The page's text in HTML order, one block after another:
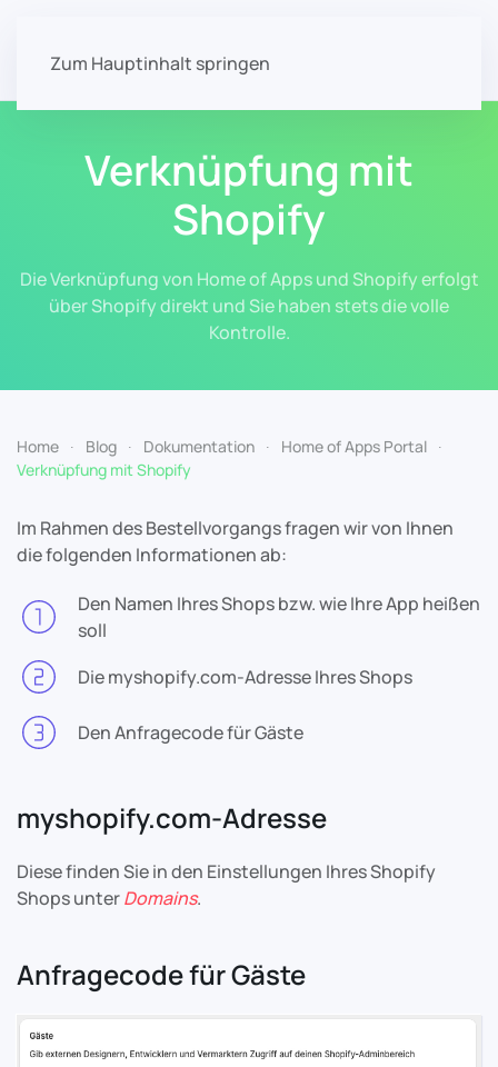
Zum Hauptinhalt springen
Verknüpfung mit
Shopify
Die Verknüpfung von Home of Apps und Shopify erfolgt
über Shopify direkt und Sie haben stets die volle
Kontrolle.
Home Blog Dokumentation
Home of Apps Portal
Verknüpfung mit Shopify
Im Rahmen des Bestellvorgangs fragen wir von Ihnen
die folgenden Informationen ab:
Den Namen Ihres Shops bzw. wie Ihre App heißen
soll
Die myshopify.com-Adresse Ihres Shops
Den Anfragecode für Gäste
myshopify.com-Adresse
Diese finden Sie in den Einstellungen Ihres Shopify
Shops unterDomains.
Anfragecode für Gäste